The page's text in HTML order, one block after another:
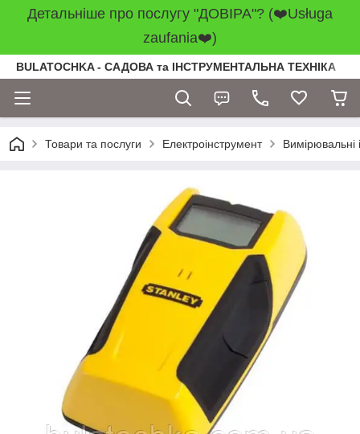
Детальніше про послугу "ДОВІРА"? (❤️Usługa
zaufania❤️)
BULATOCHKA - САДОВА та ІНСТРУМЕНТАЛЬНА ТЕХНІКА
Товари та послуги Електроінструмент Вимірювальні